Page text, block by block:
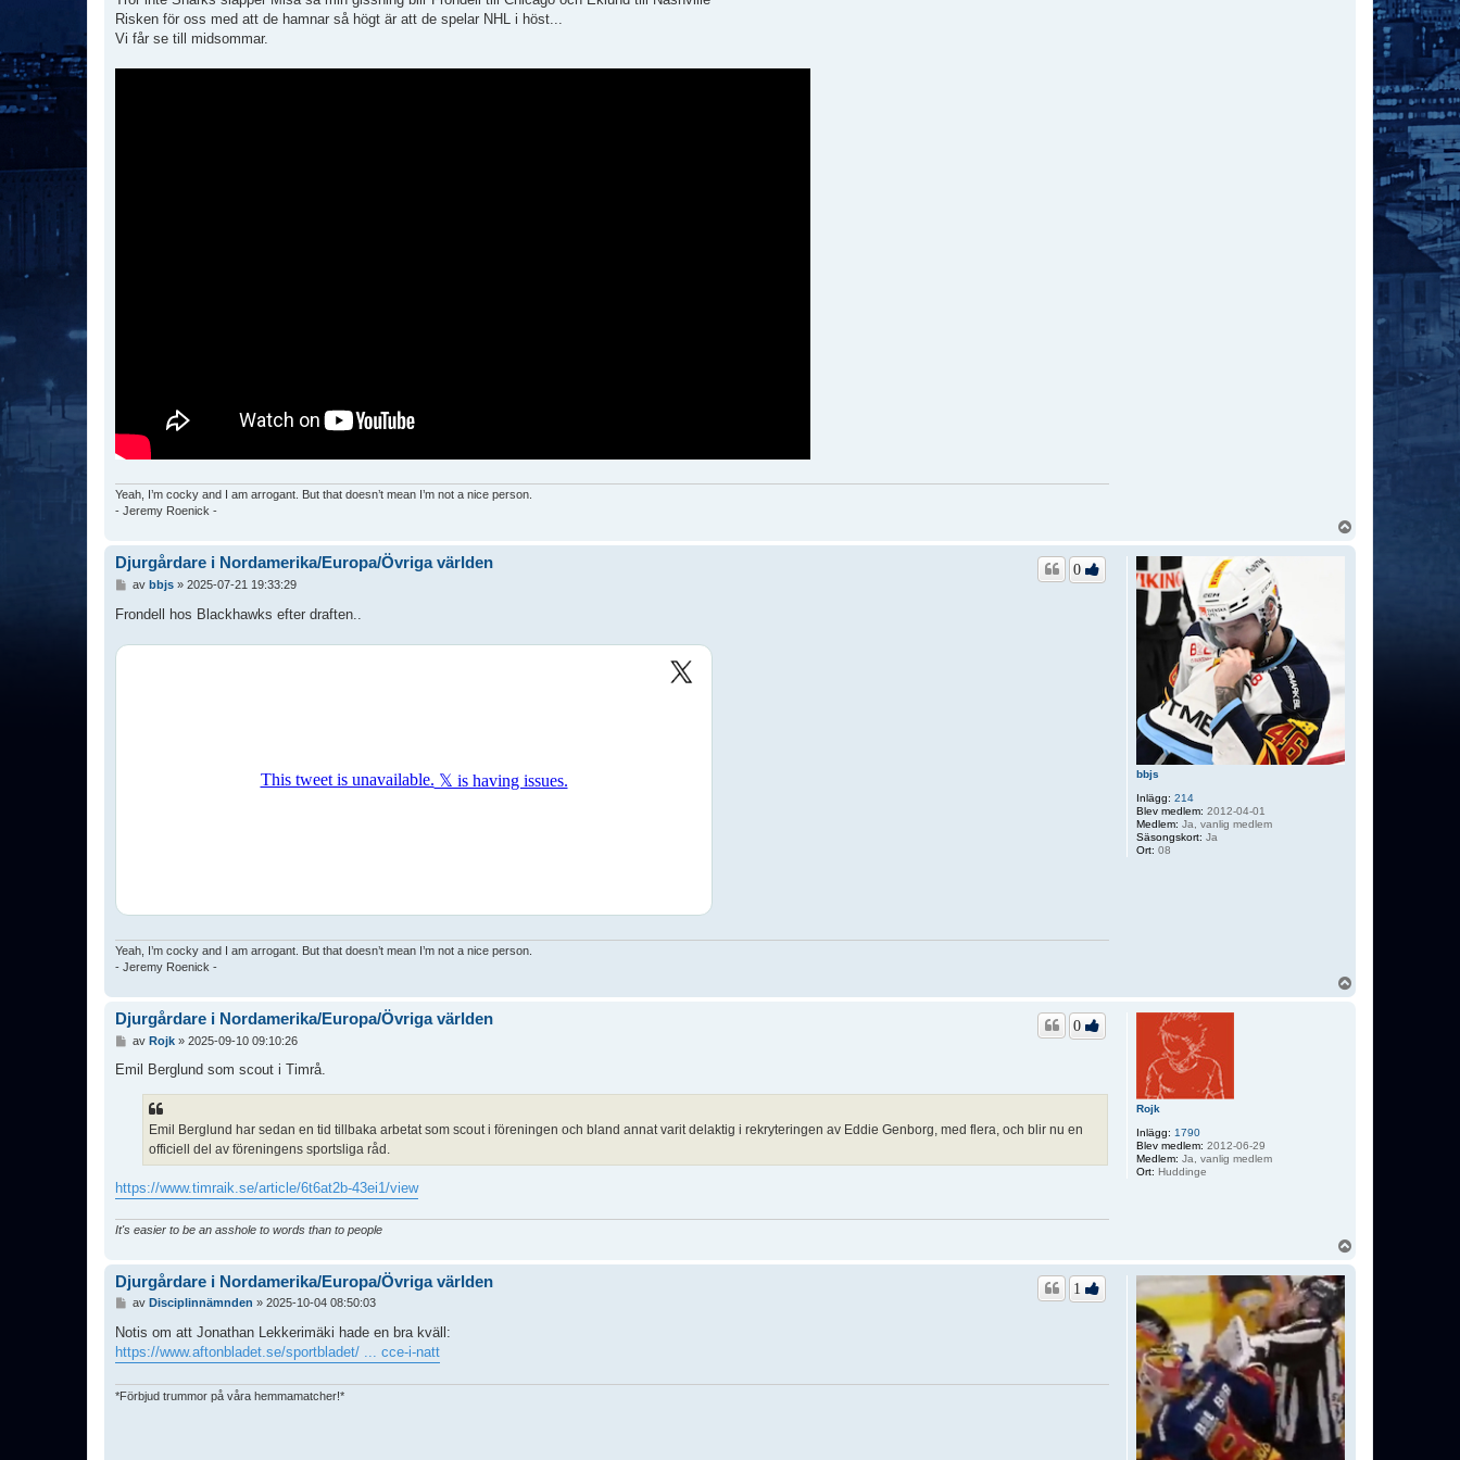
Risken för oss med att de hamnar så högt är att de spelar NHL i höst...
Vi får se till midsommar.
Yeah, I’m cocky and I am arrogant. But that doesn’t mean I’m not a nice person.
- Jeremy Roenick -
bbjs
Inlägg: 214
Blev medlem: 2012-04-01
Medlem: Ja, vanlig medlem
Säsongskort: Ja
Ort: 08
Djurgårdare i Nordamerika/Europa/Övriga världen 0
l
av bbjs» 2025-07-21 19:33:29
Frondell hos Blackhawks efter draften..
Yeah, I’m cocky and I am arrogant. But that doesn’t mean I’m not a nice person.
- Jeremy Roenick -
Rojk
Inlägg: 1790
Blev medlem: 2012-06-29
Medlem: Ja, vanlig medlem
Ort: Huddinge
Djurgårdare i Nordamerika/Europa/Övriga världen 0
l
av Rojk» 2025-09-10 09:10:26
Emil Berglund som scout i Timrå.
Emil Berglund har sedan en tid tillbaka arbetat som scout i föreningen och bland annat varit delaktig i rekryteringen av Eddie Genborg, med flera, och blir nu en
officiell del av föreningens sportsliga råd.
https://www.timraik.se/article/6t6at2b-43ei1/view
It's easier to be an asshole to words than to people
Djurgårdare i Nordamerika/Europa/Övriga världen 1
l
g
av Disciplinnämnden » 2025-10-04 08:50:03
Notis om att Jonathan Lekkerimäki hade en bra kväll:
https://www.aftonbladet.se/sportbladet/ ... cce-i-natt
*Förbjud trummor på våra hemmamatcher!*